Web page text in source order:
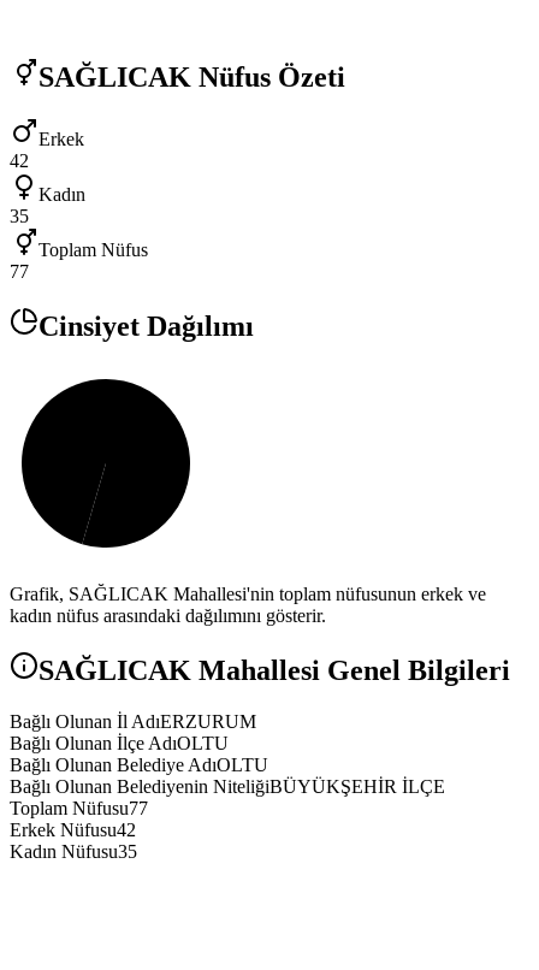
SAĞLICAK Nüfus Özeti
Erkek
42
Kadın
35
Toplam Nüfus
77
Cinsiyet Dağılımı
Grafik, SAĞLICAK Mahallesi'nin toplam nüfusunun erkek ve
kadın nüfus arasındaki dağılımını gösterir.
SAĞLICAK Mahallesi Genel Bilgileri
Bağlı Olunan İl AdıERZURUM
Bağlı Olunan İlçe AdıOLTU
Bağlı Olunan Belediye AdıOLTU
Bağlı Olunan Belediyenin NiteliğiBÜYÜKŞEHİR İLÇE
Toplam Nüfusu77
Erkek Nüfusu42
Kadın Nüfusu35